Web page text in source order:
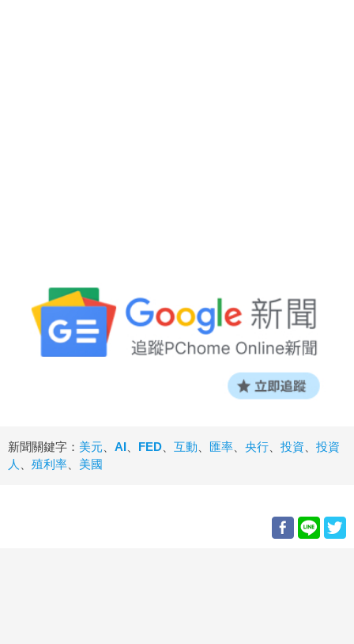
新聞關鍵字： 美元 AI FED 互動 匯率 央行 投資
投資
人
殖利率 美國